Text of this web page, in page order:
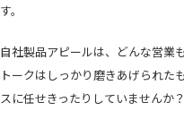
す。
自社製品アピールは、どんな営業
トークはしっかり磨きあげられた
スに任せきったりしていませんか？